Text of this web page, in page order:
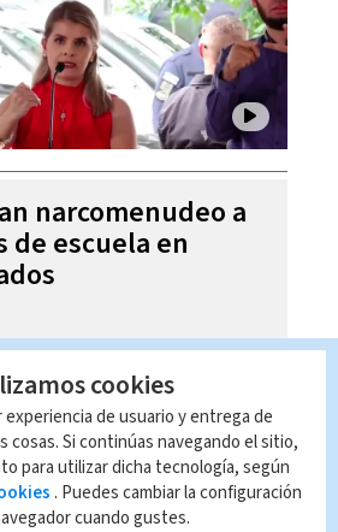
narcomenudeo a
de escuela en
cookies
experiencia de usuario y entrega de
cosas. Si continúas navegando el sitio,
para utilizar dicha tecnología, según
. Puedes cambiar la configuración
cuando gustes.